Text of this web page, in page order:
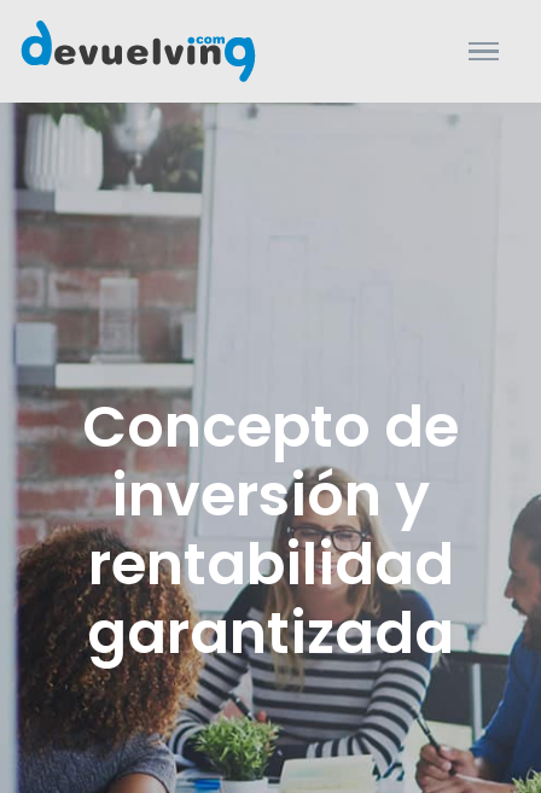
Concepto de
inversión y
rentabilidad
garantizada